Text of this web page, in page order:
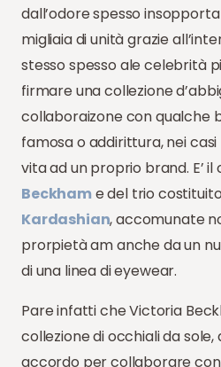
dall’odore spesso
migliaia di unità grazie
stesso spesso ale celebrità
firmare una collezione
collaboraizone con qualche
famosa o addirittura, nei
vita ad un proprio brand. E’ il
Beckhame del trio
Kardashian, accomunate
prorpietà am anche da un
di una linea di eyewear.
Pare infatti che Victoria
collezione di occhiali da
accordo per collaborare